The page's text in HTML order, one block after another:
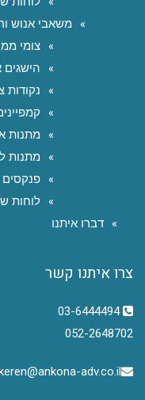
משאבי אנוש
צומי
הישגים
נקודות
מתנות
מתנות
לוחות
דברו איתנו
צרו איתנו קשר
03-6444494
052-2648702
keren@ankona-adv.co.il